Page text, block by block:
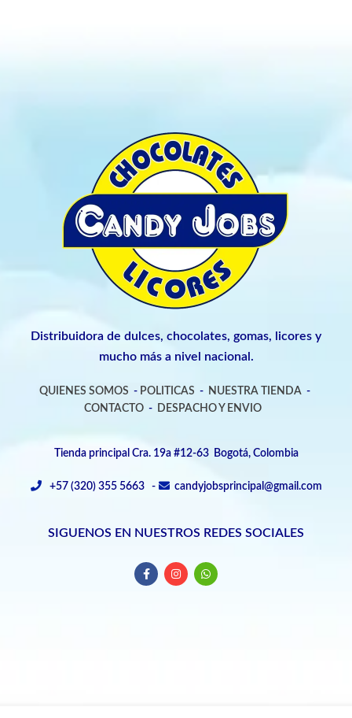
Distribuidora de dulces, chocolates, gomas, licores y
mucho más a nivel nacional.
QUIENES SOMOS - POLITICAS - NUESTRA TIENDA -
CONTACTO- DESPACHO Y ENVIO
Tienda principal Cra. 19a #12-63 Bogotá, Colombia
+57 (320) 355 5663 - candyjobsprincipal@gmail.com
SIGUENOS EN NUESTROS REDES SOCIALES